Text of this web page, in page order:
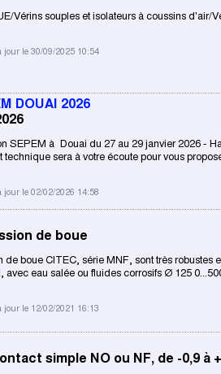
Vérins souples et isolateurs à coussins d'air/
jour le 30/09/2025 10:54
DOUAI 2026
SEPEM à Douai du 27 au 29 janvier 2026 -
sera à votre écoute pour vous
jour le 02/02/2026 14:58
de boue
de boue CITEC, série MNF, sont très robustes
avec eau salée ou fluides corrosifs ∅ 125
jour le 12/02/2021 16:13
simple NO ou NF, de -0,9 à